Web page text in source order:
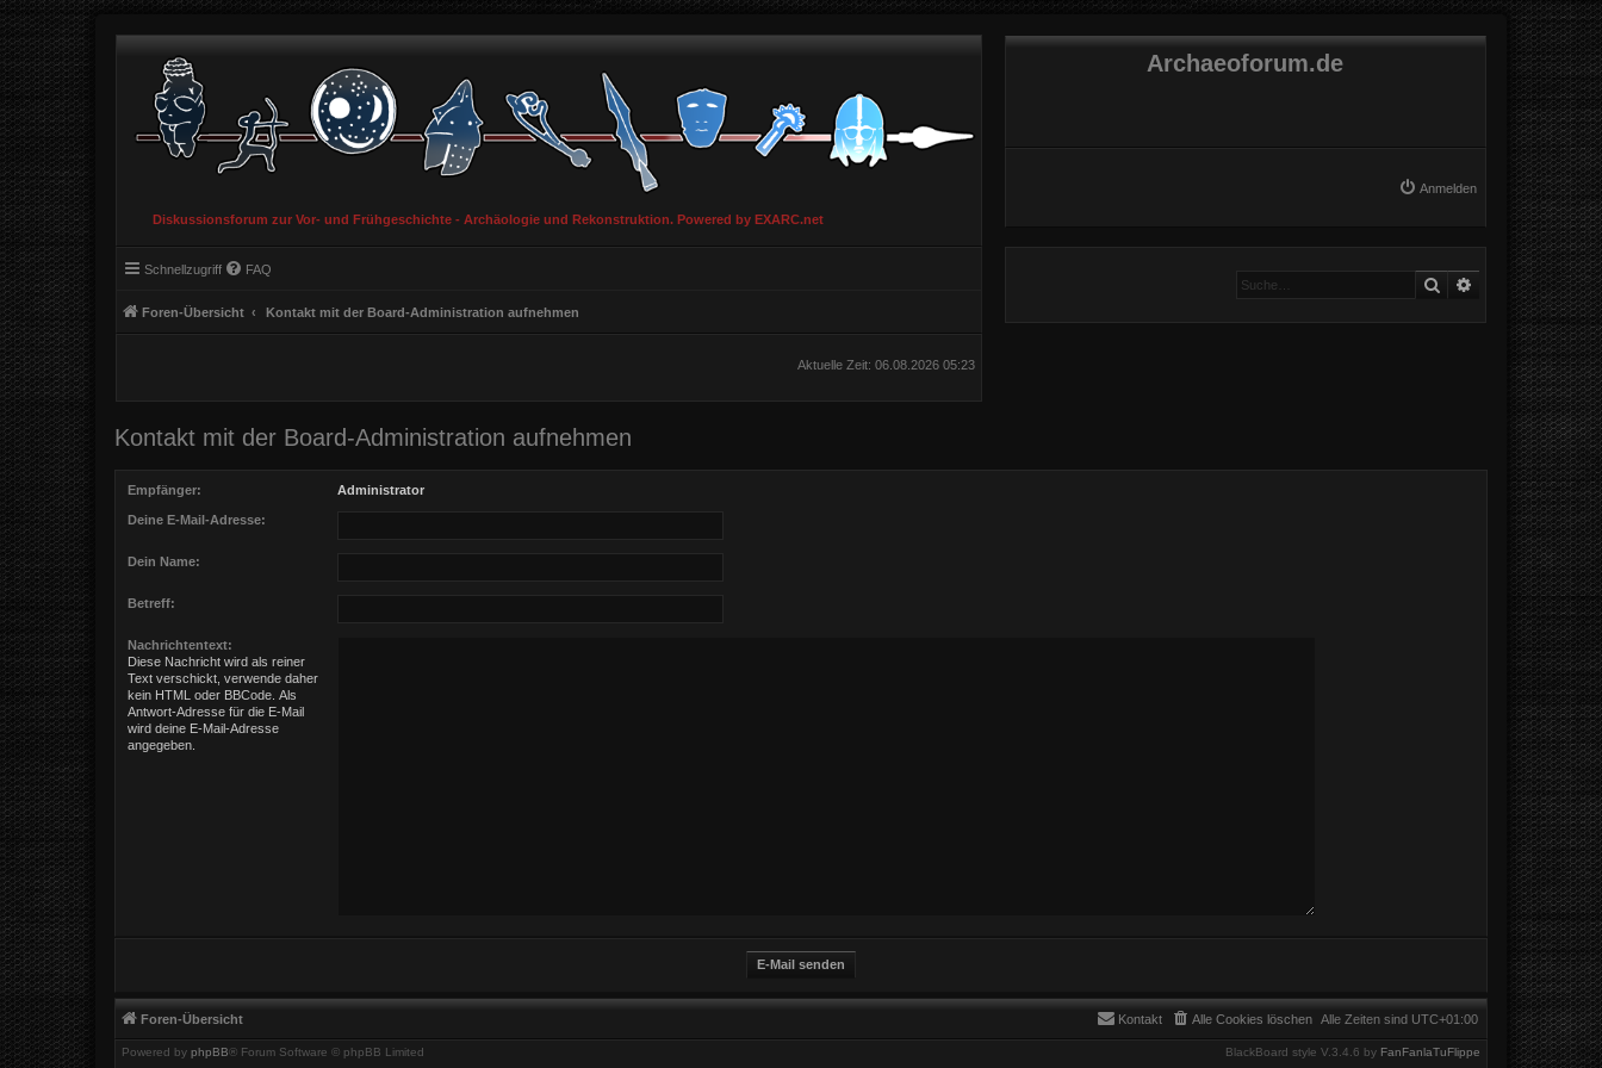
Diskussionsforum zur Vor- und Frühgeschichte - Archäologie und Rekonstruktion. Powered by EXARC.net
Archaeoforum.de
Anmelden
Schnellzugriff FAQ
Foren-Übersicht Kontakt mit der Board-Administration aufnehmen
Suche Erweiterte Suche
Aktuelle Zeit: 06.08.2026 05:23
Kontakt mit der Board-Administration aufnehmen
Empfänger: Administrator
Deine E-Mail-Adresse:
Dein Name:
Betreff:
Nachrichtentext:
Diese Nachricht wird als reiner
Text verschickt, verwende daher
kein HTML oder BBCode. Als
Antwort-Adresse für die E-Mail
wird deine E-Mail-Adresse
angegeben.
Foren-Übersicht Alle Zeiten sind UTC+01:00
Alle Cookies löschen
Kontakt
Powered by phpBB® Forum Software © phpBB Limited BlackBoard style V.3.4.6 by FanFanlaTuFlippe